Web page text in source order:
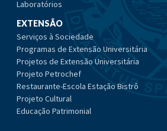
Laboratórios
EXTENSÃO
Serviços à Sociedade
Programas de Extensão Universitária
Projetos de Extensão Universitária
Projeto Petrochef
Restaurante-Escola Estação Bistrô
Projeto Cultural
Educação Patrimonial